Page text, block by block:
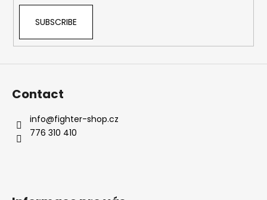
SUBSCRIBE
Contact
info@fighter-shop.cz
776 310 410